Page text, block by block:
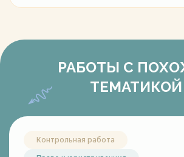
РАБОТЫ С
ТЕМАТИКОЙ
Контрольная работа